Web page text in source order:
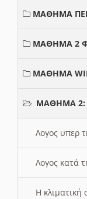
ΜΑΘΗΜΑ
ΜΑΘΗΜΑ 2
ΜΑΘΗΜΑ
ΜΑΘΗΜΑ 2:
Λογος υπερ
Λογος κατά
Η κλιματική